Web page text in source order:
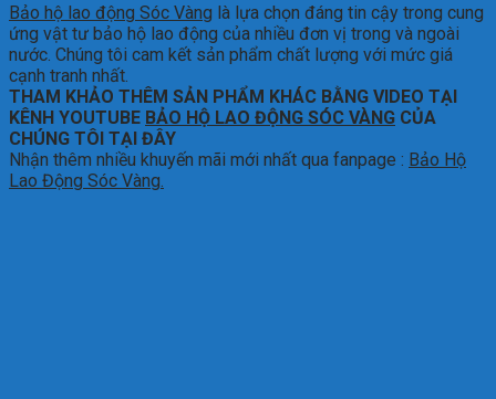
Bảo hộ lao động Sóc Vàng là lựa chọn đáng tin cậy trong cung
ứng vật tư bảo hộ lao động của nhiều đơn vị trong và ngoài
nước. Chúng tôi cam kết sản phẩm chất lượng với mức giá
cạnh tranh nhất.
THAM KHẢO THÊM SẢN PHẨM KHÁC BẰNG VIDEO TẠI
KÊNH YOUTUBE BẢO HỘ LAO ĐỘNG SÓC VÀNG CỦA
CHÚNG TÔI TẠI ĐÂY
Nhận thêm nhiều khuyến mãi mới nhất qua fanpage : Bảo Hộ
Lao Động Sóc Vàng.